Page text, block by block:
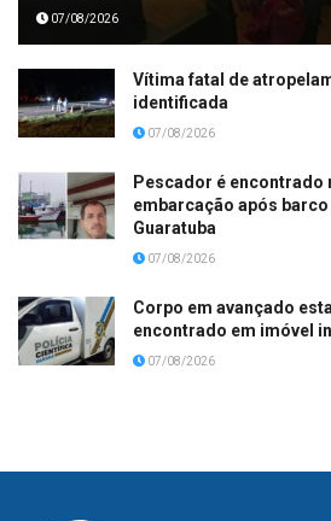
07/08/2026
Vítima fatal de
identificada
07/08/2026
Pescador é
embarcação após
Guaratuba
07/08/2026
Corpo em avançado
encontrado em imóvel
07/08/2026